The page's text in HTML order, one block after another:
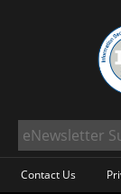
Contact Us